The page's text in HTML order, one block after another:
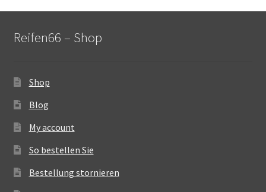
Reifen66 – Shop
Shop
Blog
My account
So bestellen Sie
Bestellung stornieren